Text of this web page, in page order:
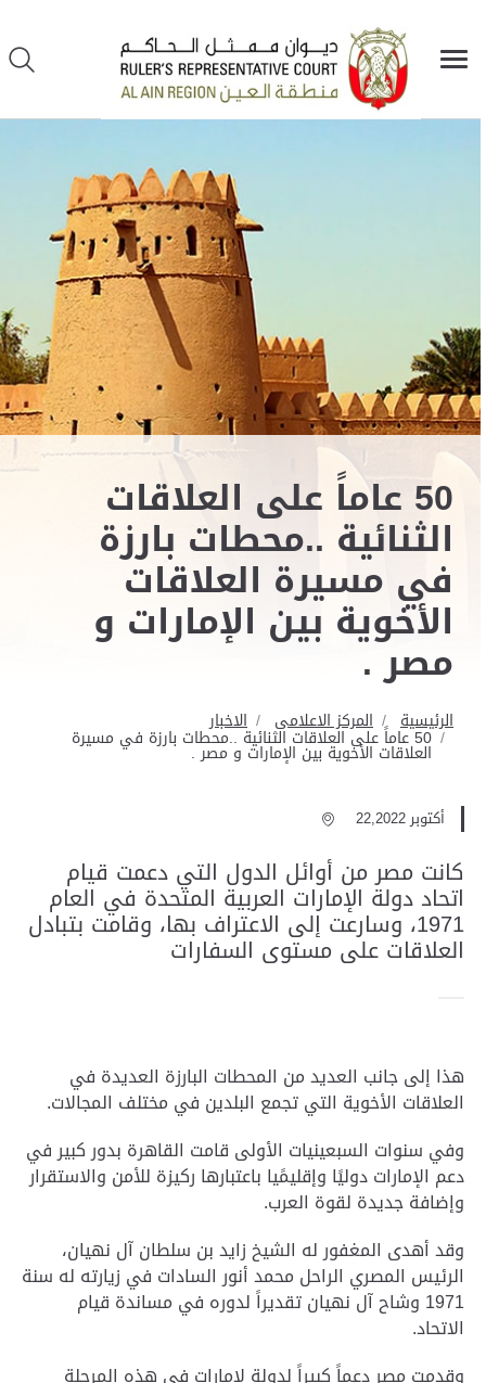
50 عاماً على العلاقات
الثنائية ..محطات بارزة
في مسيرة العلاقات
الأخوية بين الإمارات و
مصر .
الرئيسية المركز الاعلامى الاخبار
50 عاماً على العلاقات الثنائية ..محطات بارزة في مسيرة
العلاقات الأخوية بين الإمارات و مصر .
أكتوبر 22,2022
كانت مصر من أوائل الدول التي دعمت قيام
اتحاد دولة الإمارات العربية المتحدة في العام
1971، وسارعت إلى الاعتراف بها، وقامت بتبادل
العلاقات على مستوى السفارات
هذا إلى جانب العديد من المحطات البارزة العديدة في
العلاقات الأخوية التي تجمع البلدين في مختلف المجالات.
وفي سنوات السبعينيات الأولى قامت القاهرة بدور كبير في
دعم الإمارات دوليًا وإقليمًيا باعتبارها ركيزة للأمن والاستقرار
وإضافة جديدة لقوة العرب.
وقد أهدى المغفور له الشيخ زايد بن سلطان آل نهيان،
الرئيس المصري الراحل محمد أنور السادات في زيارته له سنة
1971 وشاح آل نهيان تقديراً لدوره في مساندة قيام
الاتحاد.
وقدمت مصر دعماً كبيراً لدولة لإمارات في هذه المرحلة